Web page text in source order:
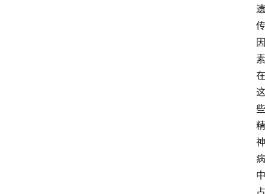
遗
传
因
素
在
这
些
精
神
病
中
占